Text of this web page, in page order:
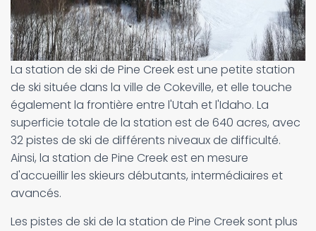
La station de ski de Pine Creek est une petite station
de ski située dans la ville de Cokeville, et elle touche
également la frontière entre l'Utah et l'Idaho. La
superficie totale de la station est de 640 acres, avec
32 pistes de ski de différents niveaux de difficulté.
Ainsi, la station de Pine Creek est en mesure
d'accueillir les skieurs débutants, intermédiaires et
avancés.
Les pistes de ski de la station de Pine Creek sont plus